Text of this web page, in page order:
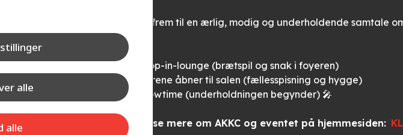
Du kan se frem til en ærlig, modig og underholdende samtale
Tidsplan
16.00 – Drop-in-lounge (brætspil og snak i foyeren)
18.00 – Dørene åbner til salen (fællesspisning og hygge)
19.30 – Showtime (underholdningen begynder) 🎤
Du kan læse mere om AKKC og eventet på hjemmesiden:
alle
alle